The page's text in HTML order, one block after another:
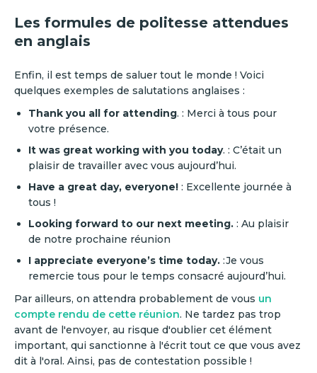
Les formules de politesse attendues
en anglais
Enfin, il est temps de saluer tout le monde ! Voici
quelques exemples de salutations anglaises :
Thank you all for attending. : Merci à tous pour
votre présence.
It was great working with you today. : C’était un
plaisir de travailler avec vous aujourd’hui.
Have a great day, everyone! : Excellente journée à
tous !
Looking forward to our next meeting. : Au plaisir
de notre prochaine réunion
I appreciate everyone’s time today. :Je vous
remercie tous pour le temps consacré aujourd’hui.
Par ailleurs, on attendra probablement de vous un
compte rendu de cette réunion. Ne tardez pas trop
avant de l'envoyer, au risque d'oublier cet élément
important, qui sanctionne à l'écrit tout ce que vous avez
dit à l'oral. Ainsi, pas de contestation possible !